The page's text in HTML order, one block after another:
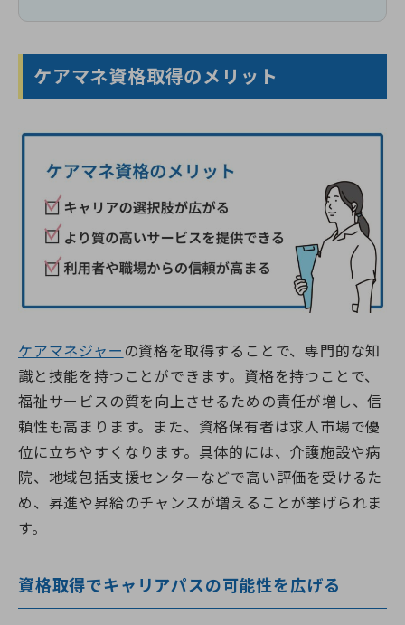
ケアマネ資格取得のメリット
ケアマネジャー の資格を取得することで、専門的な知
識と技能を持つことができます。資格を持つことで、
福祉サービスの質を向上させるための責任が増し、信
頼性も高まります。また、資格保有者は求人市場で優
位に立ちやすくなります。具体的には、介護施設や病
院、地域包括支援センターなどで高い評価を受けるた
め、昇進や昇給のチャンスが増えることが挙げられま
す。
資格取得でキャリアパスの可能性を広げる